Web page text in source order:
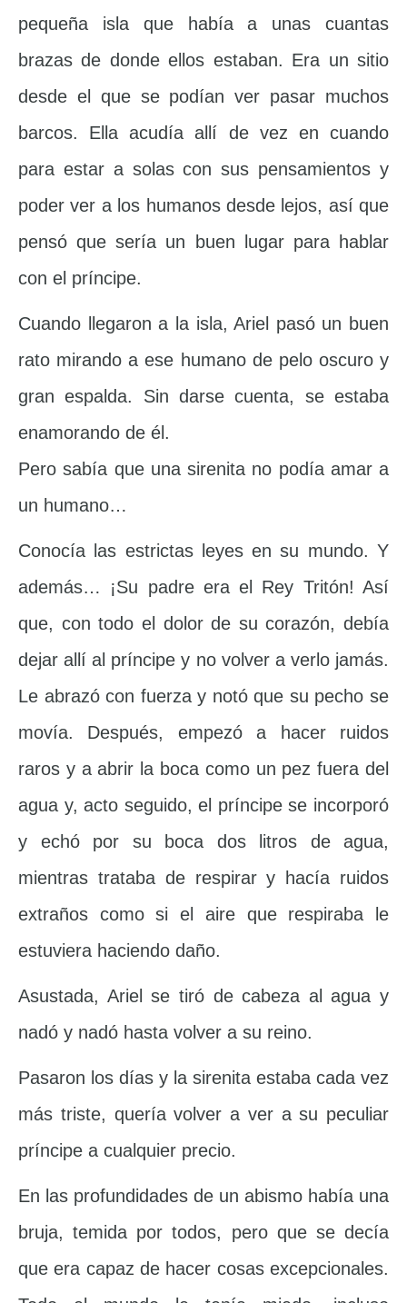
pequeña isla que había a unas cuantas
brazas de donde ellos estaban. Era un sitio
desde el que se podían ver pasar muchos
barcos. Ella acudía allí de vez en cuando
para estar a solas con sus pensamientos y
poder ver a los humanos desde lejos, así que
pensó que sería un buen lugar para hablar
con el príncipe.
Cuando llegaron a la isla, Ariel pasó un buen
rato mirando a ese humano de pelo oscuro y
gran espalda. Sin darse cuenta, se estaba
enamorando de él.
Pero sabía que una sirenita no podía amar a
un humano…
Conocía las estrictas leyes en su mundo. Y
además… ¡Su padre era el Rey Tritón! Así
que, con todo el dolor de su corazón, debía
dejar allí al príncipe y no volver a verlo jamás.
Le abrazó con fuerza y notó que su pecho se
movía. Después, empezó a hacer ruidos
raros y a abrir la boca como un pez fuera del
agua y, acto seguido, el príncipe se incorporó
y echó por su boca dos litros de agua,
mientras trataba de respirar y hacía ruidos
extraños como si el aire que respiraba le
estuviera haciendo daño.
Asustada, Ariel se tiró de cabeza al agua y
nadó y nadó hasta volver a su reino.
Pasaron los días y la sirenita estaba cada vez
más triste, quería volver a ver a su peculiar
príncipe a cualquier precio.
En las profundidades de un abismo había una
bruja, temida por todos, pero que se decía
que era capaz de hacer cosas excepcionales.